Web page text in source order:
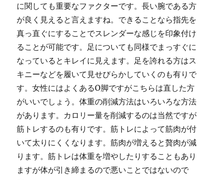
に関しても重要なファクターです。長い腕である方
が良く見えると言えますね。できることなら指先を
真っ直ぐにすることでスレンダーな感じを印象付け
ることが可能です。足についても同様でまっすぐに
なっているとキレイに見えます。足を誇れる方はス
キニーなどを履いて見せびらかしていくのも有りで
す。女性にはよくあるO脚ですがこちらは直した方
がいいでしょう。体重の削減方法はいろいろな方法
があります。カロリー量を削減するのは当然ですが
筋トレするのも有りです。筋トレによって筋肉が付
いて太りにくくなります。筋肉が増えると贅肉が減
ります。筋トレは体重を増やしたりすることもあり
ますが体が引き締まるので悪いことではないので